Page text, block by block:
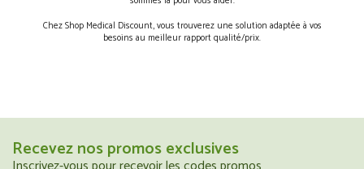
Chez Shop Medical Discount, vous trouverez une solution adaptée à vos
besoins au meilleur rapport qualité/prix.
Recevez nos promos exclusives